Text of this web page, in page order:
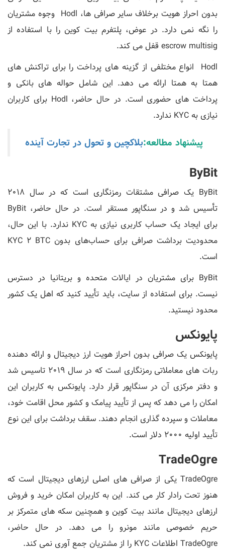
بدون احراز هویت برخلاف سایر صرافی ها، Hodl وجوه مشتریان
را نگه نمی دارد. در عوض، پلتفرم بیت کوین را با استفاده از
escrow multisig قفل می کند.
Hodl انواع مختلفی از گزینه های پرداخت را برای تراکنش های
همتا به همتا ارائه می دهد. این شامل حواله های بانکی و
پرداخت های حضوری است. در حال حاضر، Hodl برای کاربران
نیازی به KYC ندارد.
پیشنهاد مطالعه:بلاکچین و تحول در تجارت آینده
ByBit
ByBit یک صرافی مشتقات رمزنگاری است که در سال 2018
تأسیس شد و در سنگاپور مستقر است. در حال حاضر، ByBit
برای ایجاد یک حساب کاربری نیازی به KYC ندارد. با این حال،
محدودیت برداشت صرافی برای حساب‌های بدون KYC 2 BTC
است.
ByBit برای مشتریان در ایالات متحده و بریتانیا در دسترس
نیست. برای استفاده از سایت، باید تأیید کنید که اهل یک کشور
محدود نیستید.
پایونکس
پایونکس یک صرافی بدون احراز هویت ارز دیجیتال و ارائه دهنده
ربات های معاملاتی رمزنگاری است که در سال 2019 تاسیس شد
و دفتر مرکزی آن در سنگاپور قرار دارد. پایونکس به کاربران این
امکان را می دهد که پس از تأیید پیامک و کشور محل اقامت خود،
معاملات و سپرده گذاری انجام دهند. سقف برداشت برای این نوع
تأیید اولیه 2000 دلار است.
TradeOgre
TradeOgre یکی از صرافی های اصلی ارزهای دیجیتال است که
هنوز تحت رادار کار می کند. این به کاربران امکان خرید و فروش
ارزهای دیجیتال مانند بیت کوین و همچنین سکه های متمرکز بر
حریم خصوصی مانند مونرو را می دهد. در حال حاضر،
TradeOgre اطلاعات KYC را از مشتریان جمع آوری نمی کند.